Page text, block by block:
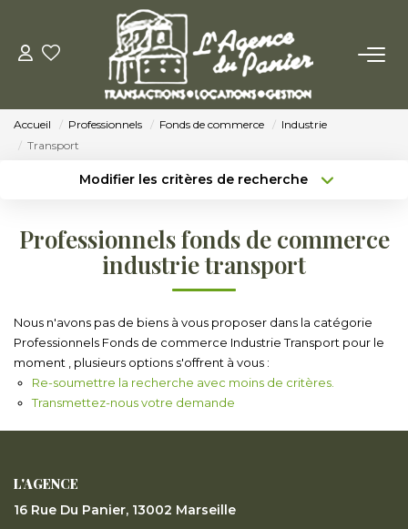
ACHETER
LOUER
Louer
VENDRE
Accueil Professionnels Fonds de commerce
Industrie
Transport
Modifier les critères de recherche
Sélectionnez...
Type de bien
Créer une alerte
Professionnels fonds de commerce
industrie transport
Nous n'avons pas de biens à vous proposer dans la catégorie
Professionnels Fonds de commerce Industrie Transport pour le
moment , plusieurs options s'offrent à vous :
Re-soumettre la recherche avec moins de critères.
Transmettez-nous votre demande
L'AGENCE
16 Rue Du Panier, 13002 Marseille